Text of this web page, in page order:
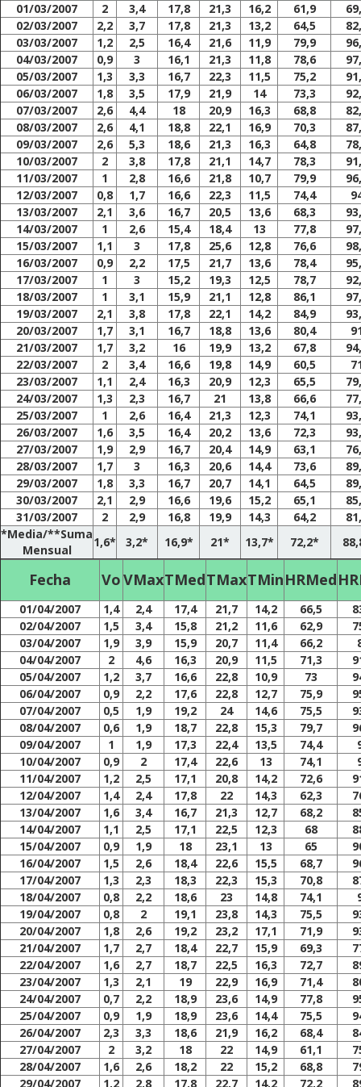
01/03/2007 2 3,4 17,8 21,3 16,2 61,9
02/03/2007
2,2 3,7 17,8 21,3 13,2 64,5
03/03/2007
1,2 2,5 16,4 21,6 11,9 79,9
04/03/2007
0,9 3 16,1 21,3 11,8 78,6
05/03/2007
1,3 3,3 16,7 22,3 11,5 75,2
06/03/2007
1,8 3,5 17,9 21,9 14 73,3
07/03/2007
2,6 4,4 18 20,9 16,3 68,8
08/03/2007
2,6 4,1 18,8 22,1 16,9 70,3
09/03/2007
2,6 5,3 18,6 21,3 16,3 64,8
10/03/2007
2 3,8 17,8 21,1 14,7 78,3
11/03/2007
1 2,8 16,6 21,8 10,7 79,9
12/03/2007
0,8 1,7 16,6 22,3 11,5 74,4
13/03/2007
2,1 3,6 16,7 20,5 13,6 68,3
14/03/2007
1 2,6 15,4 18,4 13 77,8
15/03/2007
1,1 3 17,8 25,6 12,8 76,6
16/03/2007
0,9 2,2 17,5 21,7 13,6 78,4
17/03/2007
1 3 15,2 19,3 12,5 78,7
18/03/2007
1 3,1 15,9 21,1 12,8 86,1
19/03/2007
2,1 3,8 17,8 22,1 14,2 84,9
20/03/2007
1,7 3,1 16,7 18,8 13,6 80,4
21/03/2007
1,7 3,2 16 19,9 13,2 67,8
22/03/2007
2 3,4 16,6 19,8 14,9 60,5
23/03/2007
1,1 2,4 16,3 20,9 12,3 65,5
24/03/2007
1,3 2,3 16,7 21 13,8 66,6
25/03/2007
1 2,6 16,4 21,3 12,3 74,1
26/03/2007
1,6 3,5 16,4 20,2 13,6 72,3
27/03/2007
1,9 2,9 16,7 20,4 14,9 63,1
28/03/2007
1,7 3 16,3 20,6 14,4 73,6
29/03/2007
1,8 3,3 16,7 20,7 14,1 64,5
30/03/2007
2,1 2,9 16,6 19,6 15,2 65,1
31/03/2007
2 2,9 16,8 19,9 14,3 64,2
*Media/**Suma
Mensual
1,6* 3,2* 16,9* 21* 13,7* 72,2*
Fecha VoVMaxTMedTMaxTMinHRMed
01/04/2007 1,4 2,4 17,4 21,7 14,2 66,5
02/04/2007
1,5 3,4 15,8 21,2 11,6 62,9
03/04/2007
1,9 3,9 15,9 20,7 11,4 66,2
04/04/2007
2 4,6 16,3 20,9 11,5 71,3
05/04/2007
1,2 3,7 16,6 22,8 10,9 73
06/04/2007
0,9 2,2 17,6 22,8 12,7 75,9
07/04/2007
0,5 1,9 19,2 24 14,6 75,5
08/04/2007
0,6 1,9 18,7 22,8 15,3 79,7
09/04/2007
1 1,9 17,3 22,4 13,5 74,4
10/04/2007
0,9 2 17,4 22,6 13 74,1
11/04/2007
1,2 2,5 17,1 20,8 14,2 72,6
12/04/2007
1,4 2,4 17,8 22 14,3 62,3
13/04/2007
1,6 3,4 16,7 21,3 12,7 68,2
14/04/2007
1,1 2,5 17,1 22,5 12,3 68
15/04/2007
0,9 1,9 18 23,1 13 65
16/04/2007
1,5 2,6 18,4 22,6 15,5 68,7
17/04/2007
1,3 2,3 18,3 22,3 15,3 70,8
18/04/2007
0,8 2,2 18,6 23 14,8 74,1
19/04/2007
0,8 2 19,1 23,8 14,3 75,5
20/04/2007
1,8 2,6 19,2 23,2 17,1 71,9
21/04/2007
1,7 2,7 18,4 22,7 15,9 69,3
22/04/2007
1,6 2,7 18,7 22,5 16,3 72,7
23/04/2007
1,3 2,1 19 22,9 16,9 71,4
24/04/2007
0,7 2,2 18,9 23,6 14,9 77,8
25/04/2007
0,9 1,9 18,9 23,6 14,4 75,5
26/04/2007
2,3 3,3 18,6 21,9 16,2 68,4
27/04/2007
2 3,2 18 22 14,9 61,1
28/04/2007
1,6 2,6 18,2 22 15,2 68,8
29/04/2007
1,2 2,8 17,8 22,7 14,2 72,2